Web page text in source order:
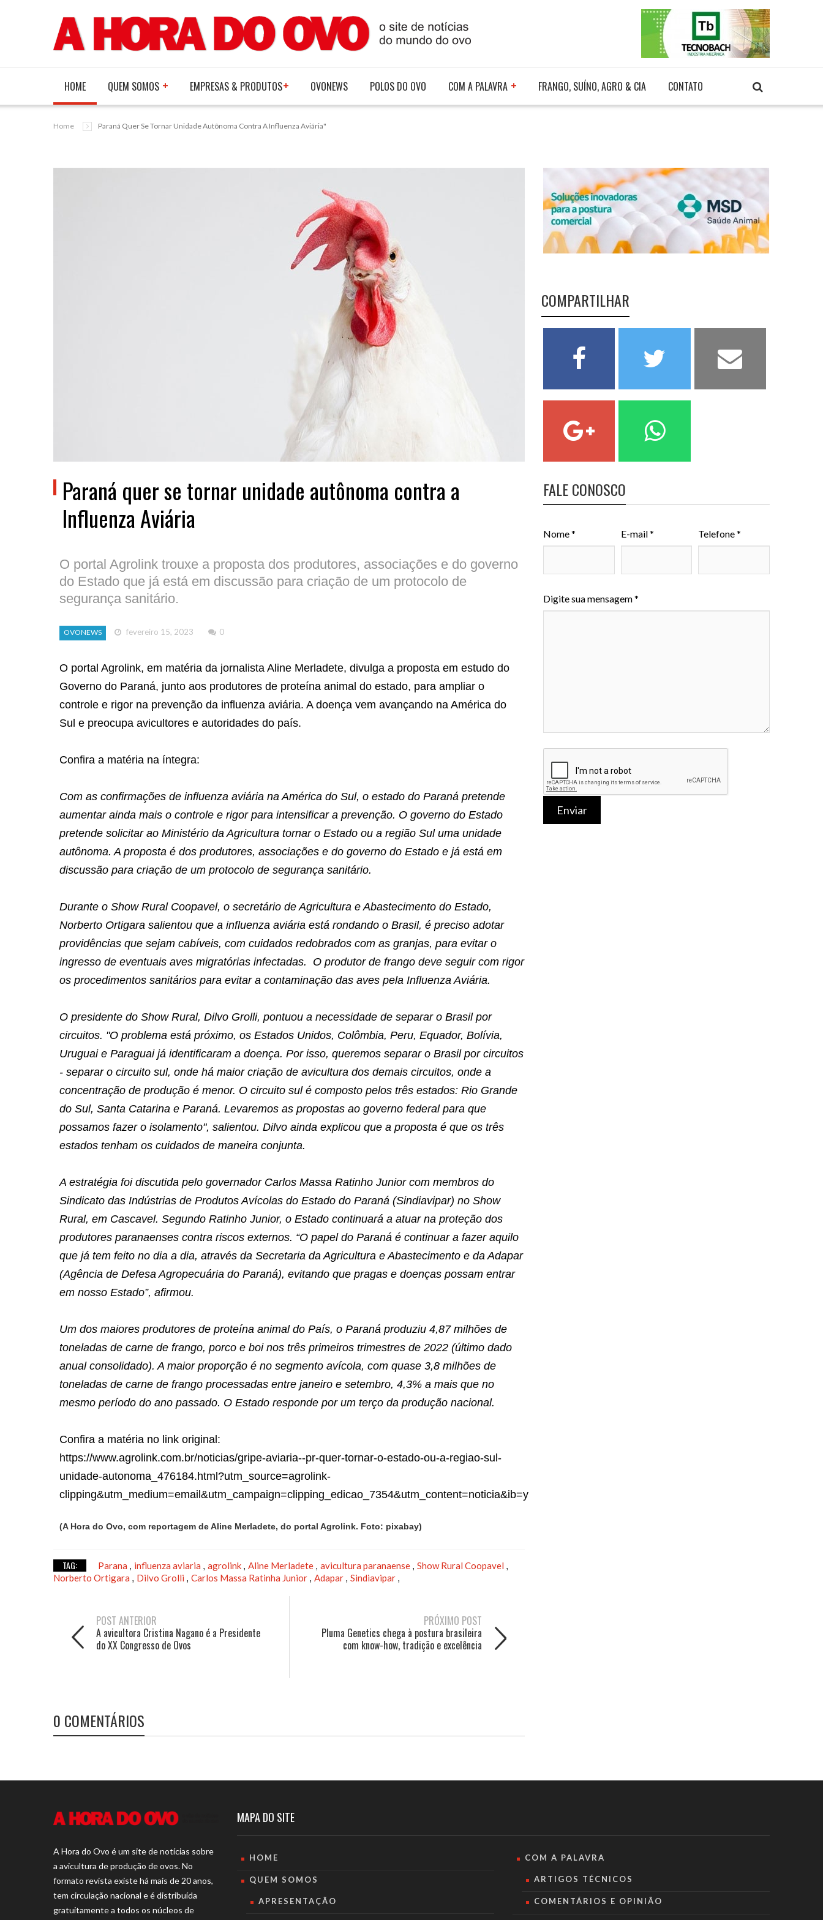
HOME QUEM SOMOS EMPRESAS & PRODUTOS OVONEWS POLOS DO OVO COM A PALAVRA FRANGO, SUÍNO, AGRO & CIA CONTATO
Home Paraná Quer Se Tornar Unidade Autônoma Contra A Influenza Aviária"
Paraná quer se tornar unidade autônoma contra a
Influenza Aviária
O portal Agrolink trouxe a proposta dos produtores, associações e do governo
do Estado que já está em discussão para criação de um protocolo de
segurança sanitário.
OVONEWS fevereiro 15, 2023 0
O portal Agrolink, em matéria da jornalista Aline Merladete, divulga a proposta em estudo do
Governo do Paraná, junto aos produtores de proteína animal do estado, para ampliar o
controle e rigor na prevenção da influenza aviária. A doença vem avançando na América do
Sul e preocupa avicultores e autoridades do país.
Confira a matéria na íntegra:
Com as confirmações de influenza aviária na América do Sul, o estado do Paraná pretende
aumentar ainda mais o controle e rigor para intensificar a prevenção. O governo do Estado
pretende solicitar ao Ministério da Agricultura tornar o Estado ou a região Sul uma unidade
autônoma. A proposta é dos produtores, associações e do governo do Estado e já está em
discussão para criação de um protocolo de segurança sanitário.
Durante o Show Rural Coopavel, o secretário de Agricultura e Abastecimento do Estado,
Norberto Ortigara salientou que a influenza aviária está rondando o Brasil, é preciso adotar
providências que sejam cabíveis, com cuidados redobrados com as granjas, para evitar o
ingresso de eventuais aves migratórias infectadas.
O produtor de frango deve seguir com rigor
os procedimentos sanitários para evitar a contaminação das aves pela Influenza Aviária.
O presidente do Show Rural, Dilvo Grolli, pontuou a necessidade de separar o Brasil por
circuitos. "O problema está próximo, os Estados Unidos, Colômbia, Peru, Equador, Bolívia,
Uruguai e Paraguai já identificaram a doença. Por isso, queremos separar o Brasil por circuitos
- separar o circuito sul, onde há maior criação de avicultura dos demais circuitos, onde a
concentração de produção é menor. O circuito sul é composto pelos três estados: Rio Grande
do Sul, Santa Catarina e Paraná. Levaremos as propostas ao governo federal para que
possamos fazer o isolamento", salientou. Dilvo ainda explicou que a proposta é que os três
estados tenham os cuidados de maneira conjunta.
A estratégia foi discutida pelo governador Carlos Massa Ratinho Junior com membros do
Sindicato das Indústrias de Produtos Avícolas do Estado do Paraná (Sindiavipar) no Show
Rural, em Cascavel. Segundo Ratinho Junior, o Estado continuará a atuar na proteção dos
produtores paranaenses contra riscos externos. “O papel do Paraná é continuar a fazer aquilo
que já tem feito no dia a dia, através da Secretaria da Agricultura e Abastecimento e da Adapar
(Agência de Defesa Agropecuária do Paraná), evitando que pragas e doenças possam entrar
em nosso Estado”, afirmou.
Um dos maiores produtores de proteína animal do País, o Paraná produziu 4,87 milhões de
toneladas de carne de frango, porco e boi nos três primeiros trimestres de 2022 (último dado
anual consolidado). A maior proporção é no segmento avícola, com quase 3,8 milhões de
toneladas de carne de frango processadas entre janeiro e setembro, 4,3% a mais que no
mesmo período do ano passado. O Estado responde por um terço da produção nacional.
Confira a matéria no link original:
https://www.agrolink.com.br/noticias/gripe-aviaria--pr-quer-tornar-o-estado-ou-a-regiao-sul-
unidade-autonoma_476184.html?utm_source=agrolink-
clipping&utm_medium=email&utm_campaign=clipping_edicao_7354&utm_content=noticia&ib=y
(A Hora do Ovo, com reportagem de Aline Merladete, do portal Agrolink. Foto: pixabay)
TAG: Parana , influenza aviaria , agrolink , Aline Merladete , avicultura paranaense , Show Rural Coopavel ,
Norberto Ortigara , Dilvo Grolli , Carlos Massa Ratinha Junior , Adapar , Sindiavipar ,
POST ANTERIOR
A avicultora Cristina Nagano é a Presidente
do XX Congresso de Ovos
PRÓXIMO POST
Pluma Genetics chega à postura brasileira
com know-how, tradição e excelência
0 COMENTÁRIOS
COMPARTILHAR
FALE CONOSCO
Nome * E-mail * Telefone *
Digite sua mensagem *
Enviar
A Hora do Ovo é um site de notícias sobre
a avicultura de produção de ovos. No
formato revista existe há mais de 20 anos,
tem circulação nacional e é distribuída
gratuitamente a todos os núcleos de
MAPA DO SITE
HOME
QUEM SOMOS
APRESENTAÇÃO
COM A PALAVRA
ARTIGOS TÉCNICOS
COMENTÁRIOS E OPINIÃO